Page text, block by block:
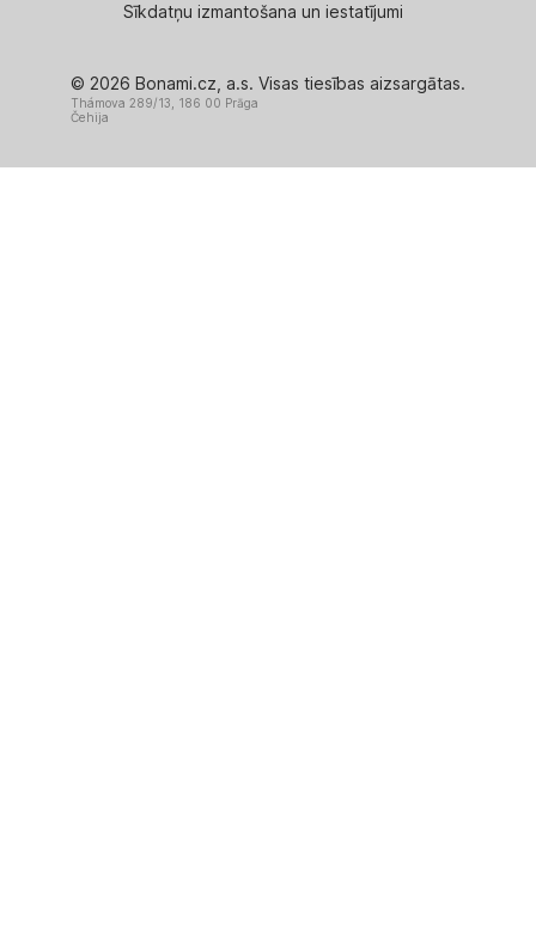
Sīkdatņu izmantošana un iestatījumi
© 2026 Bonami.cz, a.s. Visas tiesības aizsargātas.
Thámova 289/13, 186 00 Prāga
Čehija